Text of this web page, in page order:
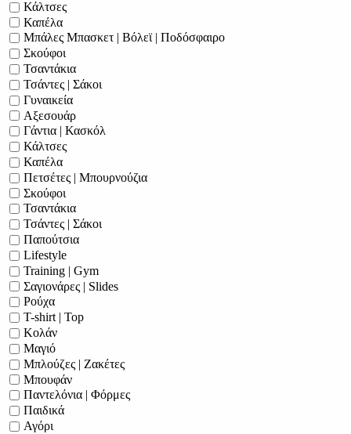
Κάλτσες
Καπέλα
Μπάλες Μπασκετ | Βόλεϊ | Ποδόσφαιρο
Σκούφοι
Τσαντάκια
Τσάντες | Σάκοι
Γυναικεία
Αξεσουάρ
Γάντια | Κασκόλ
Κάλτσες
Καπέλα
Πετσέτες | Μπουρνούζια
Σκούφοι
Τσαντάκια
Τσάντες | Σάκοι
Παπούτσια
Lifestyle
Training | Gym
Σαγιονάρες | Slides
Ρούχα
T-shirt | Top
Κολάν
Μαγιό
Μπλούζες | Ζακέτες
Μπουφάν
Παντελόνια | Φόρμες
Παιδικά
Αγόρι